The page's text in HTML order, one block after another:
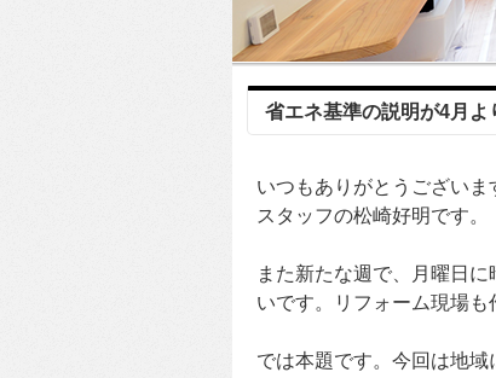
省エネ基準の説明が4月よ
いつもありがとうございま
スタッフの松崎好明です。
また新たな週で、月曜日
いです。リフォーム現場も
では本題です。今回は地